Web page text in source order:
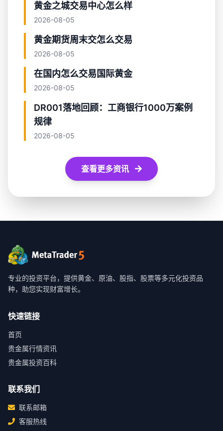
黄金之城交易中心怎么样
2026-08-05
黄金期货周末交怎么交易
2026-08-05
在国内怎么交易国际黄金
2026-08-05
DR001落地回顾：工商银行1000万案例
规律
2026-08-05
查看更多资讯
专业的投资平台，提供黄金、原油、股指、股票等多元化投资品
种，助您实现财富增长。
快速链接
首页
贵金属行情资讯
贵金属投资百科
联系我们
联系邮箱
客服热线